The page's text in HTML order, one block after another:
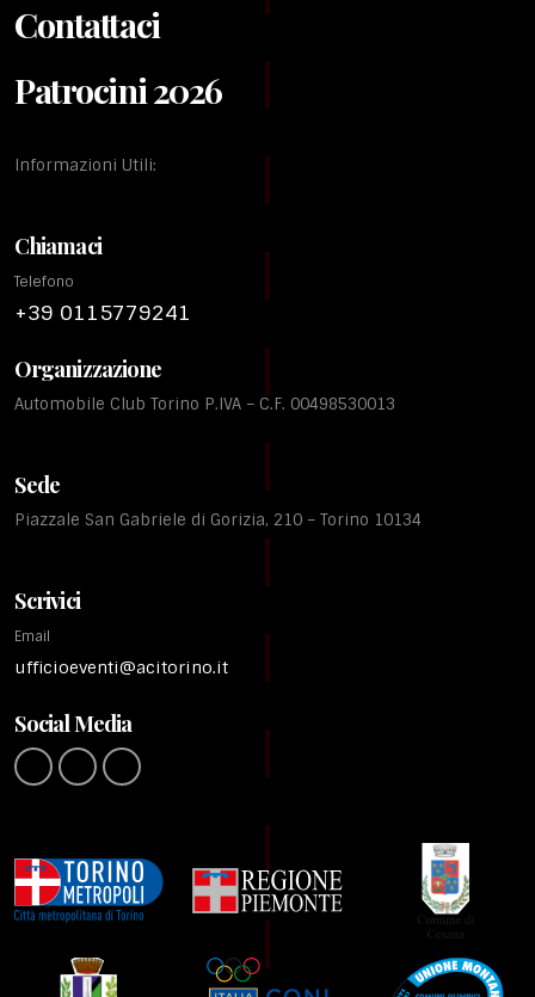
Contattaci
Patrocini 2026
Informazioni Utili:
Chiamaci
Telefono
+39 0115779241
Organizzazione
Automobile Club Torino P.IVA – C.F. 00498530013
Sede
Piazzale San Gabriele di Gorizia, 210 – Torino 10134
Scrivici
Email
ufficioeventi@acitorino.it
Social Media